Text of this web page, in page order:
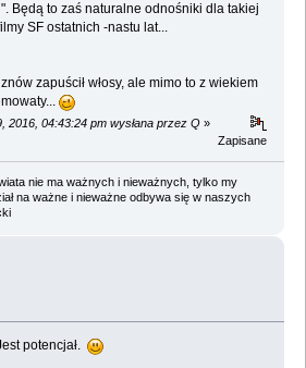
Będą to zaś naturalne odnośniki dla takiej
SF ostatnich -nastu lat...
zapuścił włosy, ale mimo to z wiekiem
2016, 04:43:24 pm wysłana przez Q »
Zapisane
nie ma ważnych i nieważnych, tylko my
na ważne i nieważne odbywa się w naszych
potencjał.